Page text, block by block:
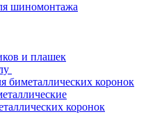
шиномонтажа
и плашек
биметаллических коронок
коронок